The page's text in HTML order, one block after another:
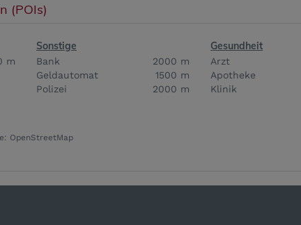
(POIs)
m
Sonstige
Bank
2000 m
Geldautomat
1500 m
Polizei
2000 m
Gesundheit
Arzt
Apotheke
Klinik
OpenStreetMap